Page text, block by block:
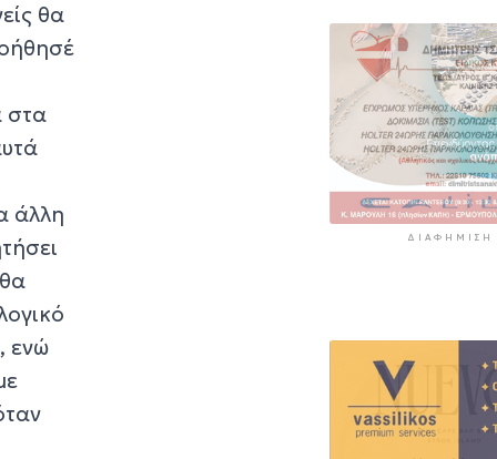
θα
στα
άλλη
ενώ
ΔΙΑΦΉΜΙΣΗ